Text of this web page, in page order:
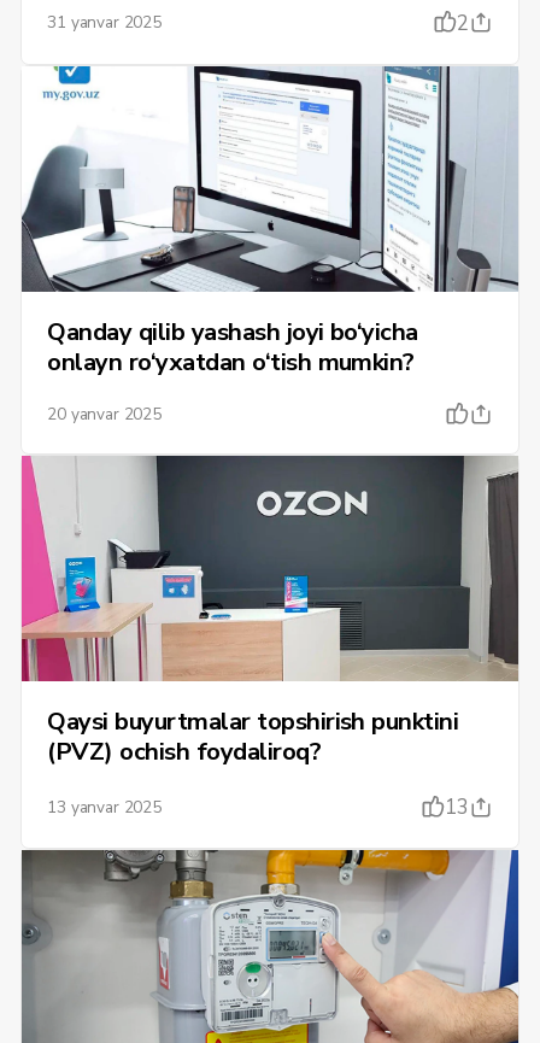
31 yanvar 2025 2
Qanday qilib yashash joyi bo‘yicha
onlayn ro‘yxatdan o‘tish mumkin?
20 yanvar 2025
Qaysi buyurtmalar topshirish punktini
(PVZ) ochish foydaliroq?
13 yanvar 2025 13